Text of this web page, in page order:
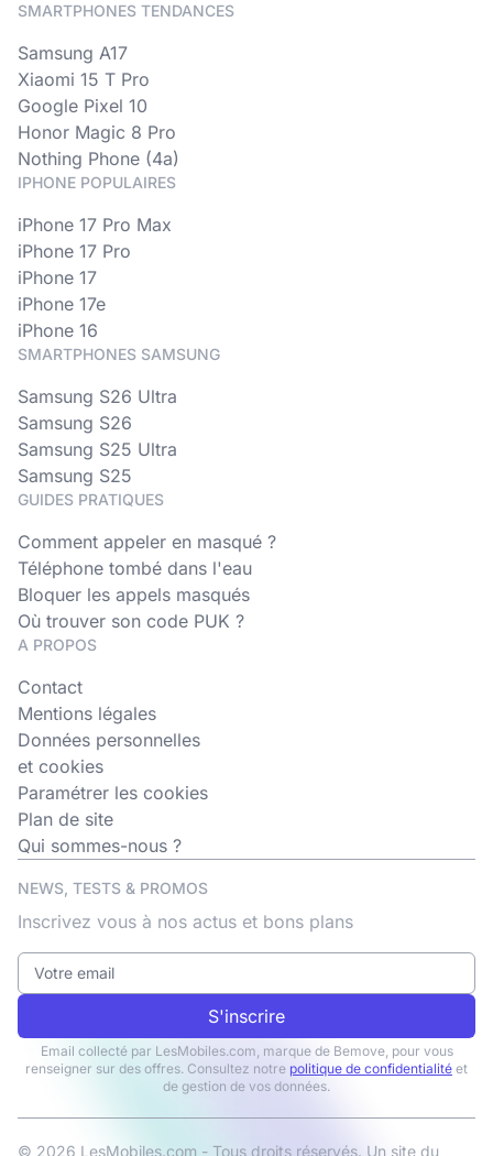
SMARTPHONES TENDANCES
Samsung A17
Xiaomi 15 T Pro
Google Pixel 10
Honor Magic 8 Pro
Nothing Phone (4a)
IPHONE POPULAIRES
iPhone 17 Pro Max
iPhone 17 Pro
iPhone 17
iPhone 17e
iPhone 16
SMARTPHONES SAMSUNG
Samsung S26 Ultra
Samsung S26
Samsung S25 Ultra
Samsung S25
GUIDES PRATIQUES
Comment appeler en masqué ?
Téléphone tombé dans l'eau
Bloquer les appels masqués
Où trouver son code PUK ?
A PROPOS
Contact
Mentions légales
Données personnelles
et cookies
Paramétrer les cookies
Plan de site
Qui sommes-nous ?
NEWS, TESTS & PROMOS
Inscrivez vous à nos actus et bons plans
S'inscrire
Email collecté par LesMobiles.com, marque de Bemove, pour vous
renseigner sur des offres. Consultez notre politique de confidentialité et
de gestion de vos données.
© 2026 LesMobiles.com - Tous droits réservés. Un site du